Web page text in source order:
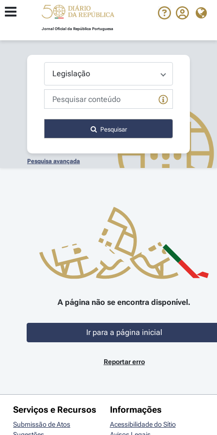
Jornal Oficial da República Portuguesa
Pesquisar
Pesquisa avançada
A página não se encontra disponível.
Ir para a página inicial
Reportar erro
Serviços e Recursos
Submissão de Atos
Informações
Acessibilidade do Sítio